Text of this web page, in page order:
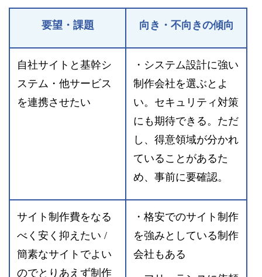
要望・課題 向き・不向きの傾向
自社サイトと基幹シ
ステム・他サービス
を連携させたい
・システム設計に強い
制作会社を選ぶとよ
い。セキュリティ対策
にも期待できる。ただ
し、得意領域が分かれ
ていることがあるた
め、事前に要確認。
サイト制作費をなる
べく安く抑えたい /
簡素なサイトでよい
のでとりあえず制作
・格安でのサイト制作
を強みとしている制作
会社もある